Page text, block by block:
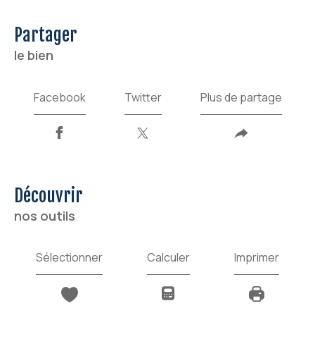
partager
le bien
Facebook Twitter Plus de partage
découvrir
nos outils
Sélectionner Calculer Imprimer